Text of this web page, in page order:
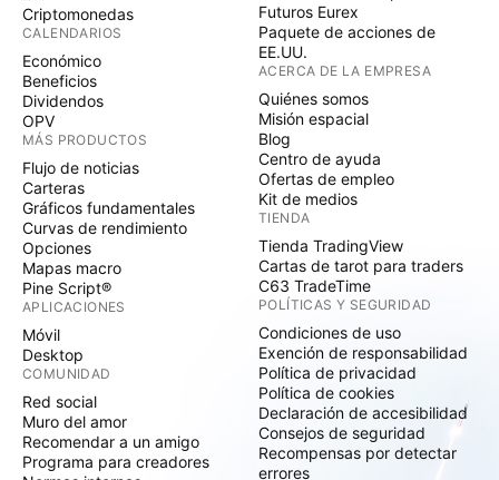
Criptomonedas
CALENDARIOS
Económico
Beneficios
Dividendos
OPV
MÁS PRODUCTOS
Flujo de noticias
Carteras
Gráficos fundamentales
Curvas de rendimiento
Opciones
Mapas macro
Pine Script®
APLICACIONES
Móvil
Desktop
COMUNIDAD
Red social
Muro del amor
Recomendar a un amigo
Programa para creadores
Futuros Eurex
Paquete de acciones de
EE.UU.
ACERCA DE LA EMPRESA
Quiénes somos
Misión espacial
Blog
Centro de ayuda
Ofertas de empleo
Kit de medios
TIENDA
Tienda TradingView
Cartas de tarot para traders
C63 TradeTime
POLÍTICAS Y SEGURIDAD
Condiciones de uso
Exención de responsabilidad
Política de privacidad
Política de cookies
Declaración de accesibilidad
Consejos de seguridad
Recompensas por detectar
errores